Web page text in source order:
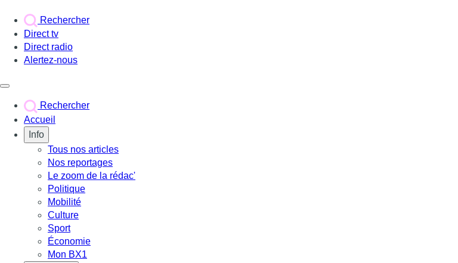
Rechercher
Direct tv
Direct radio
Alertez-nous
Rechercher
Accueil
Info
Tous nos articles
Nos reportages
Le zoom de la rédac'
Politique
Mobilité
Culture
Sport
Économie
Mon BX1